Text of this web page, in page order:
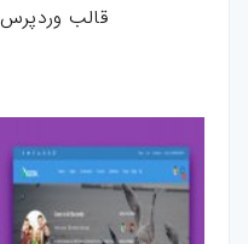
قالب وردپرس WEBAPP نسخه 1.2